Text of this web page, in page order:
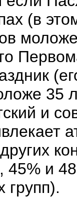
(в
35
и
45% и
групп).